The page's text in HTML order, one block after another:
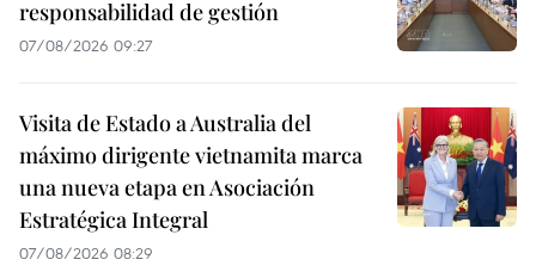
responsabilidad de gestión
07/08/2026 09:27
Visita de Estado a Australia del
máximo dirigente vietnamita marca
una nueva etapa en Asociación
Estratégica Integral
07/08/2026 08:29